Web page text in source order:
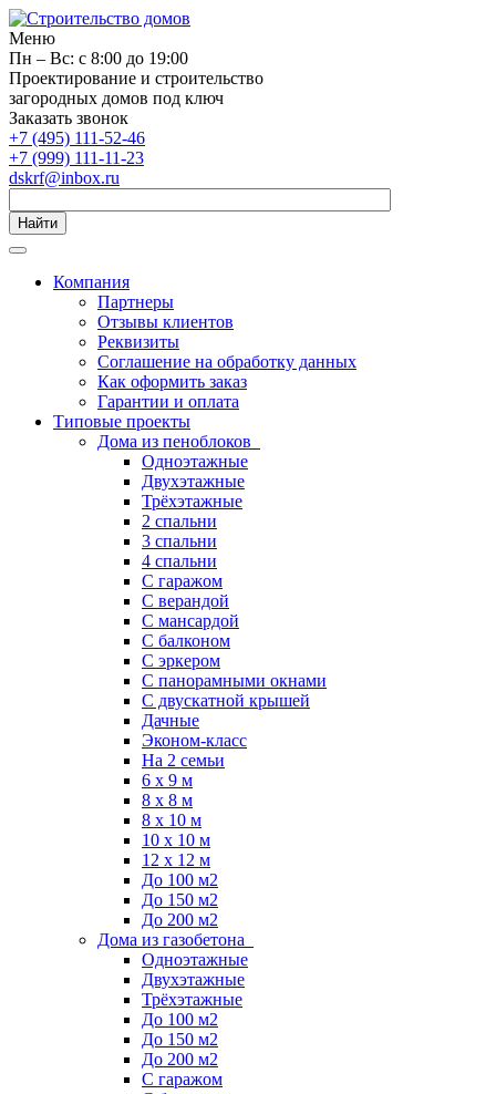
Меню
Пн – Вс: с 8:00 до 19:00
Проектирование и строительство
загородных домов под ключ
Заказать звонок
+7 (495) 111-52-46
+7 (999) 111-11-23
dskrf@inbox.ru
Найти
Компания
Партнеры
Отзывы клиентов
Реквизиты
Соглашение на обработку данных
Как оформить заказ
Гарантии и оплата
Типовые проекты
Дома из пеноблоков
Одноэтажные
Двухэтажные
Трёхэтажные
2 спальни
3 спальни
4 спальни
С гаражом
С верандой
С мансардой
С балконом
C эркером
С панорамными окнами
С двускатной крышей
Дачные
Эконом-класс
На 2 семьи
6 x 9 м
8 x 8 м
8 x 10 м
10 x 10 м
12 x 12 м
До 100 м2
До 150 м2
До 200 м2
Дома из газобетона
Одноэтажные
Двухэтажные
Трёхэтажные
До 100 м2
До 150 м2
До 200 м2
С гаражом